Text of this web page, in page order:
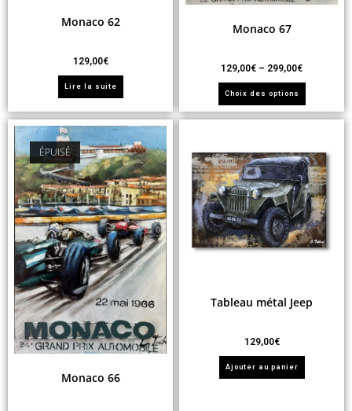
Monaco 62
129,00€
Lire la suite
Monaco 67
129,00€ – 299,00€
Choix des options
ÉPUISÉ
Monaco 66
Tableau métal Jeep
129,00€
Ajouter au panier